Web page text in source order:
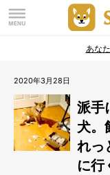
あな
2020年3月28日
派手
犬。
れっ
に行